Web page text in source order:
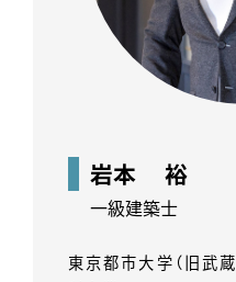
岩本 裕
一級建築士
東京都市大学（旧武